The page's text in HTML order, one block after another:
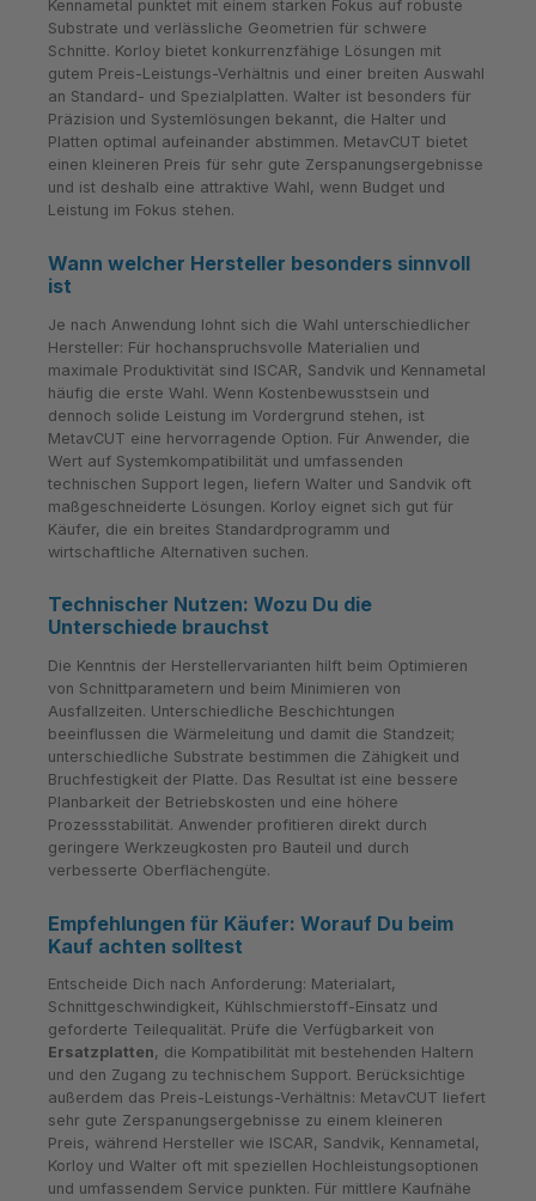
Kennametal punktet mit einem starken Fokus auf robuste
Substrate und verlässliche Geometrien für schwere
Schnitte. Korloy bietet konkurrenzfähige Lösungen mit
gutem Preis-Leistungs-Verhältnis und einer breiten Auswahl
an Standard- und Spezialplatten. Walter ist besonders für
Präzision und Systemlösungen bekannt, die Halter und
Platten optimal aufeinander abstimmen. MetavCUT bietet
einen kleineren Preis für sehr gute Zerspanungsergebnisse
und ist deshalb eine attraktive Wahl, wenn Budget und
Leistung im Fokus stehen.
Wann welcher Hersteller besonders sinnvoll
ist
Je nach Anwendung lohnt sich die Wahl unterschiedlicher
Hersteller: Für hochanspruchsvolle Materialien und
maximale Produktivität sind ISCAR, Sandvik und Kennametal
häufig die erste Wahl. Wenn Kostenbewusstsein und
dennoch solide Leistung im Vordergrund stehen, ist
MetavCUT eine hervorragende Option. Für Anwender, die
Wert auf Systemkompatibilität und umfassenden
technischen Support legen, liefern Walter und Sandvik oft
maßgeschneiderte Lösungen. Korloy eignet sich gut für
Käufer, die ein breites Standardprogramm und
wirtschaftliche Alternativen suchen.
Technischer Nutzen: Wozu Du die
Unterschiede brauchst
Die Kenntnis der Herstellervarianten hilft beim Optimieren
von Schnittparametern und beim Minimieren von
Ausfallzeiten. Unterschiedliche Beschichtungen
beeinflussen die Wärmeleitung und damit die Standzeit;
unterschiedliche Substrate bestimmen die Zähigkeit und
Bruchfestigkeit der Platte. Das Resultat ist eine bessere
Planbarkeit der Betriebskosten und eine höhere
Prozessstabilität. Anwender profitieren direkt durch
geringere Werkzeugkosten pro Bauteil und durch
verbesserte Oberflächengüte.
Empfehlungen für Käufer: Worauf Du beim
Kauf achten solltest
Entscheide Dich nach Anforderung: Materialart,
Schnittgeschwindigkeit, Kühlschmierstoff-Einsatz und
geforderte Teilequalität. Prüfe die Verfügbarkeit von
Ersatzplatten, die Kompatibilität mit bestehenden Haltern
und den Zugang zu technischem Support. Berücksichtige
außerdem das Preis-Leistungs-Verhältnis: MetavCUT liefert
sehr gute Zerspanungsergebnisse zu einem kleineren
Preis, während Hersteller wie ISCAR, Sandvik, Kennametal,
Korloy und Walter oft mit speziellen Hochleistungsoptionen
und umfassendem Service punkten. Für mittlere Kaufnähe